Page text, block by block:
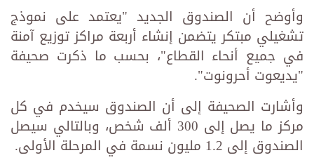
وأوضح أن الصندوق الجديد "يعتمد على نموذج
تشغيلي مبتكر يتضمن إنشاء أربعة مراكز توزيع آمنة
في جميع أنحاء القطاع"، بحسب ما ذكرت صحيفة
"يديعوت أحرونوت".
وأشارت الصحيفة إلى أن الصندوق سيخدم في كل
مركز ما يصل إلى 300 ألف شخص، وبالتالي سيصل
الصندوق إلى 1.2 مليون نسمة في المرحلة الأولى.